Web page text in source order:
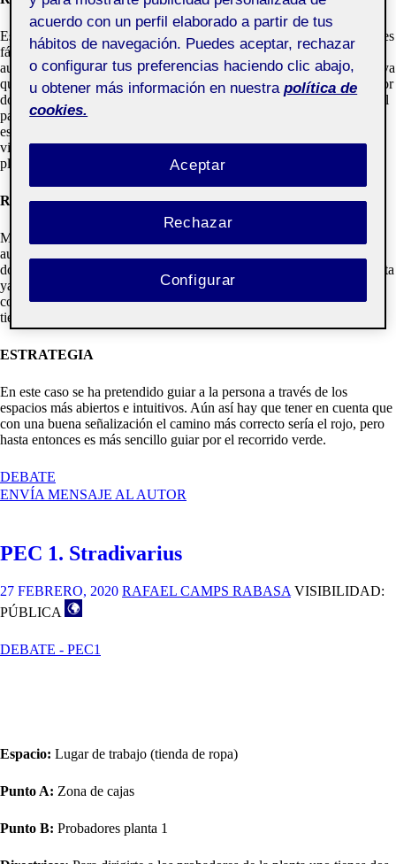
Este camino es el que suele seguir la mayoría de personas, el motivo es
fácil. Una vez que bajas las escaleras te encuentras de frente un
auditorio, lo que hace que la gente se de la vuelta y no entre por allí, ya
que de forma natural tendemos a pensar que no hay más salida que por
donde estamos entrando. Ante esta situación la gente opta por ir por el
pasillo, un recorrido largo pero más intuitivo y que desemboca en un
espacio abierto y bien iluminado. Además desde allí se tiene contacto
visual con la puerta ( de cristal igual que la pared) que va hacia el
plató.
RECORRIDO VERDE
Mi recomendación es seguir este camino. Solo hay que acceder al
auditorio y avanzar por él bordeando las butacas hasta llegar al final
donde hay una puerta bastante grande. Una vez llegas y abres la puerta
ya estás en el rellano del plató. Este recorrido es más corto y además
con indicaciones previas es más intuitivo ya que en todo momento
tienes contacto visual con las puertas
ESTRATEGIA
En este caso se ha pretendido guiar a la persona a través de los
espacios más abiertos e intuitivos. Aún así hay que tener en cuenta que
con una buena señalización el camino más correcto sería el rojo, pero
hasta entonces es más sencillo guiar por el recorrido verde.
DEBATE
PEC
DE
ENVÍA MENSAJE AL AUTOR
PEC 1. Stradivarius
27 FEBRERO, 2020 RAFAEL CAMPS RABASA VISIBILIDAD:
PÚBLICA
DEBATE - PEC1
Espacio: Lugar de trabajo (tienda de ropa)
Punto A: Zona de cajas
Punto B: Probadores planta 1
acuerdo con un perfil elaborado a partir de tus
hábitos de navegación. Puedes aceptar, rechazar
o configurar tus preferencias haciendo clic abajo,
u obtener más información en nuestra política de
cookies.
Rechazar
Aceptar
Configurar